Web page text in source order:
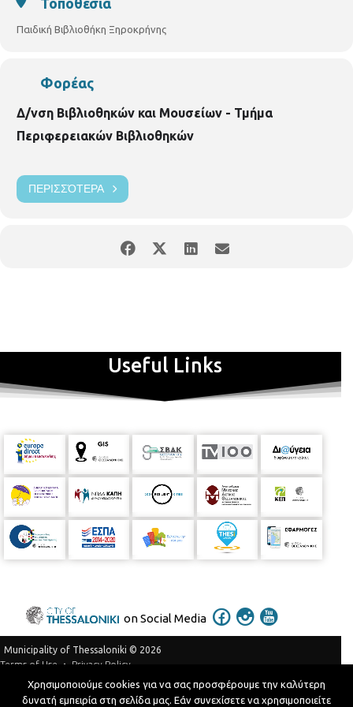
Παιδική Βιβλιοθήκη Ξηροκρήνης
Φορέας
Δ/νση Βιβλιοθηκών και Μουσείων - Τμήμα
Περιφερειακών Βιβλιοθηκών
ΠΕΡΙΣΣΌΤΕΡΑ
Useful Links
on Social Media
Municipality of Thessaloniki © 2026
Terms of Use
Privacy Policy
Telephone Catalog
Χρησιμοποιούμε cookies για να σας προσφέρουμε την καλύτερη
δυνατή εμπειρία στη σελίδα μας. Εάν συνεχίσετε να χρησιμοποιείτε